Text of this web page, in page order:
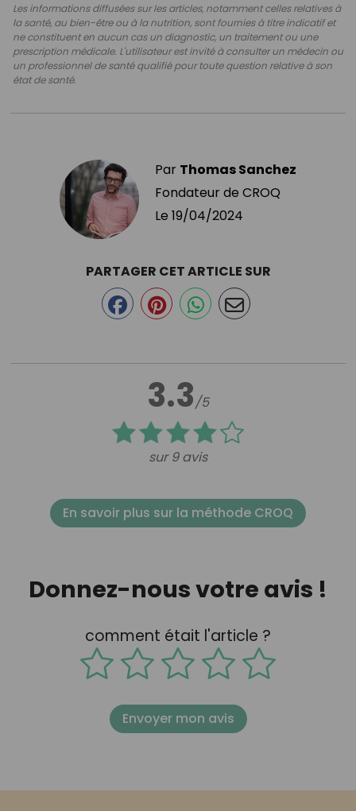
Les informations diffusées sur les articles, notamment celles relatives à
la santé, au bien-être ou à la nutrition, sont fournies à titre indicatif et
ne constituent en aucun cas un diagnostic, un traitement ou une
prescription médicale. L'utilisateur est invité à consulter un médecin ou
un professionnel de santé qualifié pour toute question relative à son
état de santé.
Par Thomas Sanchez
Fondateur de CROQ
Le 19/04/2024
3.3/5
sur 9 avis
PARTAGER CET ARTICLE SUR
En savoir plus sur la méthode CROQ
Donnez-nous votre avis !
comment était l'article ?
Envoyer mon avis